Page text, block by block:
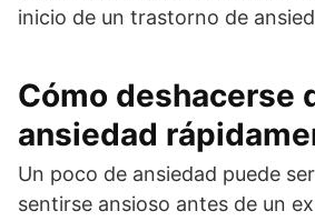
inicio de un trastorno de
Cómo deshacerse
ansiedad
Un poco de ansiedad puede
sentirse ansioso antes de un